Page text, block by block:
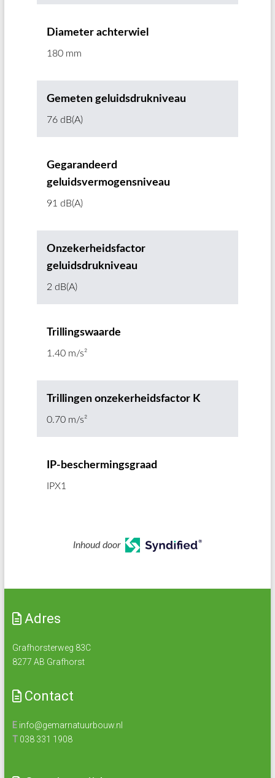
Diameter achterwiel
180 mm
Gemeten geluidsdrukniveau
76 dB(A)
Gegarandeerd
geluidsvermogensniveau
91 dB(A)
Onzekerheidsfactor
geluidsdrukniveau
2 dB(A)
Trillingswaarde
1.40 m/s²
Trillingen onzekerheidsfactor K
0.70 m/s²
IP-beschermingsgraad
IPX1
Inhoud door
Adres
Grafhorsterweg 83C
8277 AB Grafhorst
Contact
E info@gemarnatuurbouw.nl
T 038 331 1908